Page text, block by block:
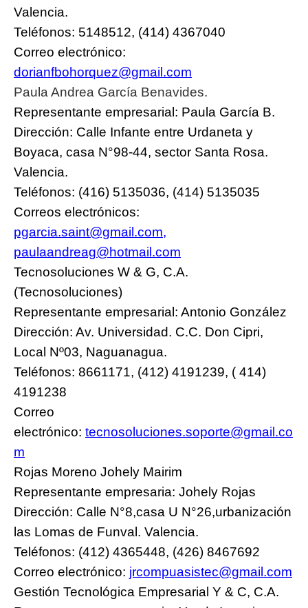
Valencia.
Teléfonos: 5148512, (414) 4367040
Correo electrónico:
dorianfbohorquez@gmail.com
Paula Andrea García Benavides.
Representante empresarial: Paula García B.
Dirección: Calle Infante entre Urdaneta y
Boyaca, casa N°98-44, sector Santa Rosa.
Valencia.
Teléfonos: (416) 5135036, (414) 5135035
Correos electrónicos:
pgarcia.saint@gmail.com,
paulaandreag@hotmail.com
Tecnosoluciones W & G, C.A.
(Tecnosoluciones)
Representante empresarial: Antonio González
Dirección: Av. Universidad. C.C. Don Cipri,
Local Nº03, Naguanagua.
Teléfonos: 8661171, (412) 4191239, ( 414)
4191238
Correo
electrónico: tecnosoluciones.soporte@gmail.co
m
Rojas Moreno Johely Mairim
Representante empresaria: Johely Rojas
Dirección: Calle N°8,casa U N°26,urbanización
las Lomas de Funval. Valencia.
Teléfonos: (412) 4365448, (426) 8467692
Correo electrónico: jrcompuasistec@gmail.com
Gestión Tecnológica Empresarial Y & C, C.A.